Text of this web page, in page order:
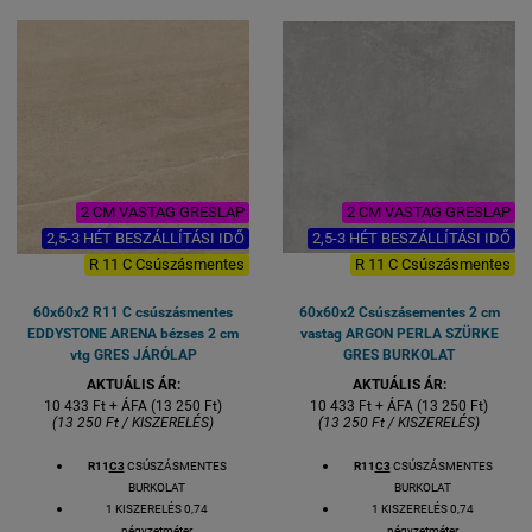
KOCSIBEÁLLÓ BURKOLAT
2 CM VASTAG GRESLAP
2,5-3 HÉT BESZÁLLÍTÁSI IDŐ
R 11 C Csúszásmentes
60x60x2 R11 C csúszásmentes
EDDYSTONE ARENA bézses 2 cm
vtg GRES JÁRÓLAP
AKTUÁLIS ÁR:
10 433 Ft + ÁFA (13 250 Ft)
(13 250 Ft / KISZERELÉS)
R11C3 CSÚSZÁSMENTES
BURKOLAT
1 KISZERELÉS 0,74
2 CM VASTAG GRESLAP
2,5-3 HÉT BESZÁLLÍTÁSI IDŐ
R 11 C Csúszásmentes
60x60x2 Csúszásementes 2 cm
vastag ARGON PERLA SZÜRKE
GRES BURKOLAT
AKTUÁLIS ÁR:
10 433 Ft + ÁFA (13 250 Ft)
(13 250 Ft / KISZERELÉS)
R11C3 CSÚSZÁSMENTES
BURKOLAT
1 KISZERELÉS 0,74